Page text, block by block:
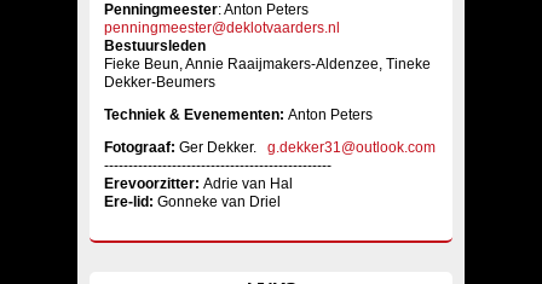
Penningmeester: Anton Peters
penningmeester@deklotvaarders.nl
Bestuursleden
Fieke Beun, Annie Raaijmakers-Aldenzee, Tineke
Dekker-Beumers
Techniek & Evenementen: Anton Peters
Fotograaf: Ger Dekker. g.dekker31@outlook.com
-----------------------------------------------
Erevoorzitter: Adrie van Hal
Ere-lid: Gonneke van Driel